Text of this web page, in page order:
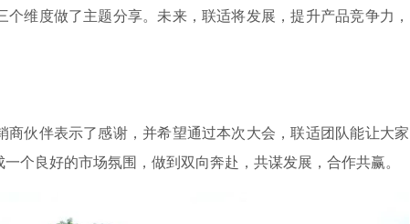
维度做了主题分享。未来，联适将发展，提升产品竞争力，
伙伴表示了感谢，并希望通过本次大会，联适团队能让大家
个良好的市场氛围，做到双向奔赴，共谋发展，合作共赢。